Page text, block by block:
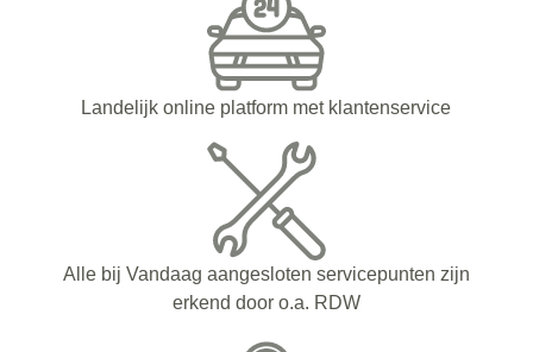
Landelijk online platform met klantenservice
Alle bij Vandaag aangesloten servicepunten zijn
erkend door o.a. RDW